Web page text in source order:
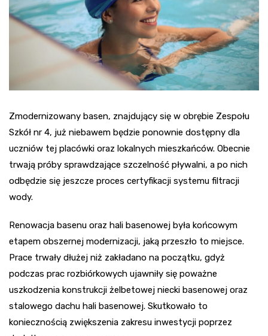
Zmodernizowany basen, znajdujący się w obrębie Zespołu
Szkół nr 4, już niebawem będzie ponownie dostępny dla
uczniów tej placówki oraz lokalnych mieszkańców. Obecnie
trwają próby sprawdzające szczelność pływalni, a po nich
odbędzie się jeszcze proces certyfikacji systemu filtracji
wody.
Renowacja basenu oraz hali basenowej była końcowym
etapem obszernej modernizacji, jaką przeszło to miejsce.
Prace trwały dłużej niż zakładano na początku, gdyż
podczas prac rozbiórkowych ujawniły się poważne
uszkodzenia konstrukcji żelbetowej niecki basenowej oraz
stalowego dachu hali basenowej. Skutkowało to
koniecznością zwiększenia zakresu inwestycji poprzez